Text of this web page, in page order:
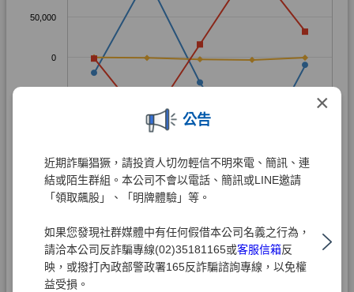
×
公告
近期詐騙猖獗，請投資人切勿輕信不明來電、簡訊、連
結或陌生群組。本公司不會以電話、簡訊或LINE邀請
「領取飆股」、「明牌體驗」等。
如果您發現社群媒體中有任何假借本公司名義之行為，
請洽本公司反詐騙專線(02)35181165或客服信箱反
映，或撥打內政部警政署165反詐騙諮詢專線，以免權
益受損。